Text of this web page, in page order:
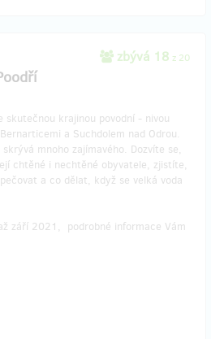
zbývá 18 z 20
skutečnou krajinou povodní - nivou
a Suchdolem nad Odrou.
mnoho zajímavého. Dozvíte se,
chtěné i nechtěné obyvatele, zjistíte,
a co dělat, když se velká voda
září 2021, podrobné informace Vám